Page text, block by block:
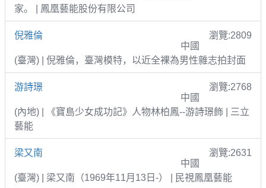
家。 | 鳳凰藝能股份有限公司
倪雅倫
瀏覽:2809
中國
(臺灣) | 倪雅倫，臺灣模特，以近全裸為男性雜志拍封面
游詩璟
瀏覽:2768
中國
(內地) | 《寶島少女成功記》人物林柏鳳--游詩璟飾 | 三立
藝能
梁又南
瀏覽:2631
中國
(臺灣) | 梁又南（1969年11月13日-） | 民視鳳凰藝能